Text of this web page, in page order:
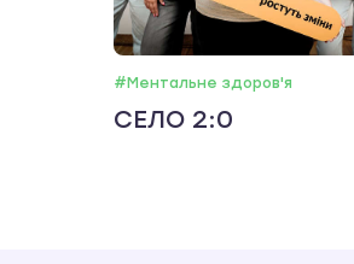
#Ментальне здоров'я
СЕЛО 2:0